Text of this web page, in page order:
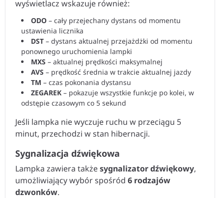
wyświetlacz wskazuje również:
ODO – cały przejechany dystans od momentu
ustawienia licznika
DST – dystans aktualnej przejażdżki od momentu
ponownego uruchomienia lampki
MXS – aktualnej prędkości maksymalnej
AVS – prędkość średnia w trakcie aktualnej jazdy
TM – czas pokonania dystansu
ZEGAREK – pokazuje wszystkie funkcje po kolei, w
odstępie czasowym co 5 sekund
Jeśli lampka nie wyczuje ruchu w przeciągu 5
minut, przechodzi w stan hibernacji.
Sygnalizacja dźwiękowa
Lampka zawiera takżesygnalizator dźwiękowy,
umożliwiający wybór spośród 6 rodzajów
dzwonków.